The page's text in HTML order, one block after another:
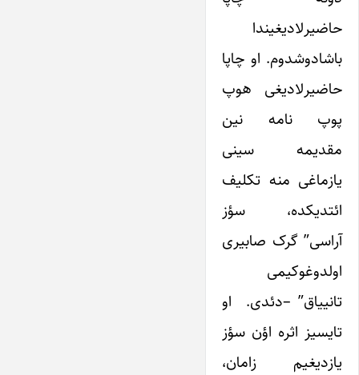
حاضیرلادیغیندا
باشادوشدوم. او چاپا
حاضیرلادیغی هوپ
پوپ نامه نین
مقدیمه سینی
یازماغی منه تکلیف
ائتدیکده، سؤز
آراسی” گرک صابیری
اولدوغوکیمی
تانییاق” –دئدی. او
تایسیز اثره اؤن سؤز
یازدیغیم زامان،